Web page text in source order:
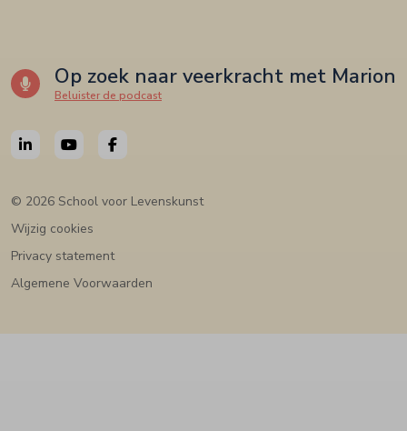
Op zoek naar veerkracht met Marion
Beluister de podcast
© 2026 School voor Levenskunst
Wijzig cookies
Privacy statement
Algemene Voorwaarden